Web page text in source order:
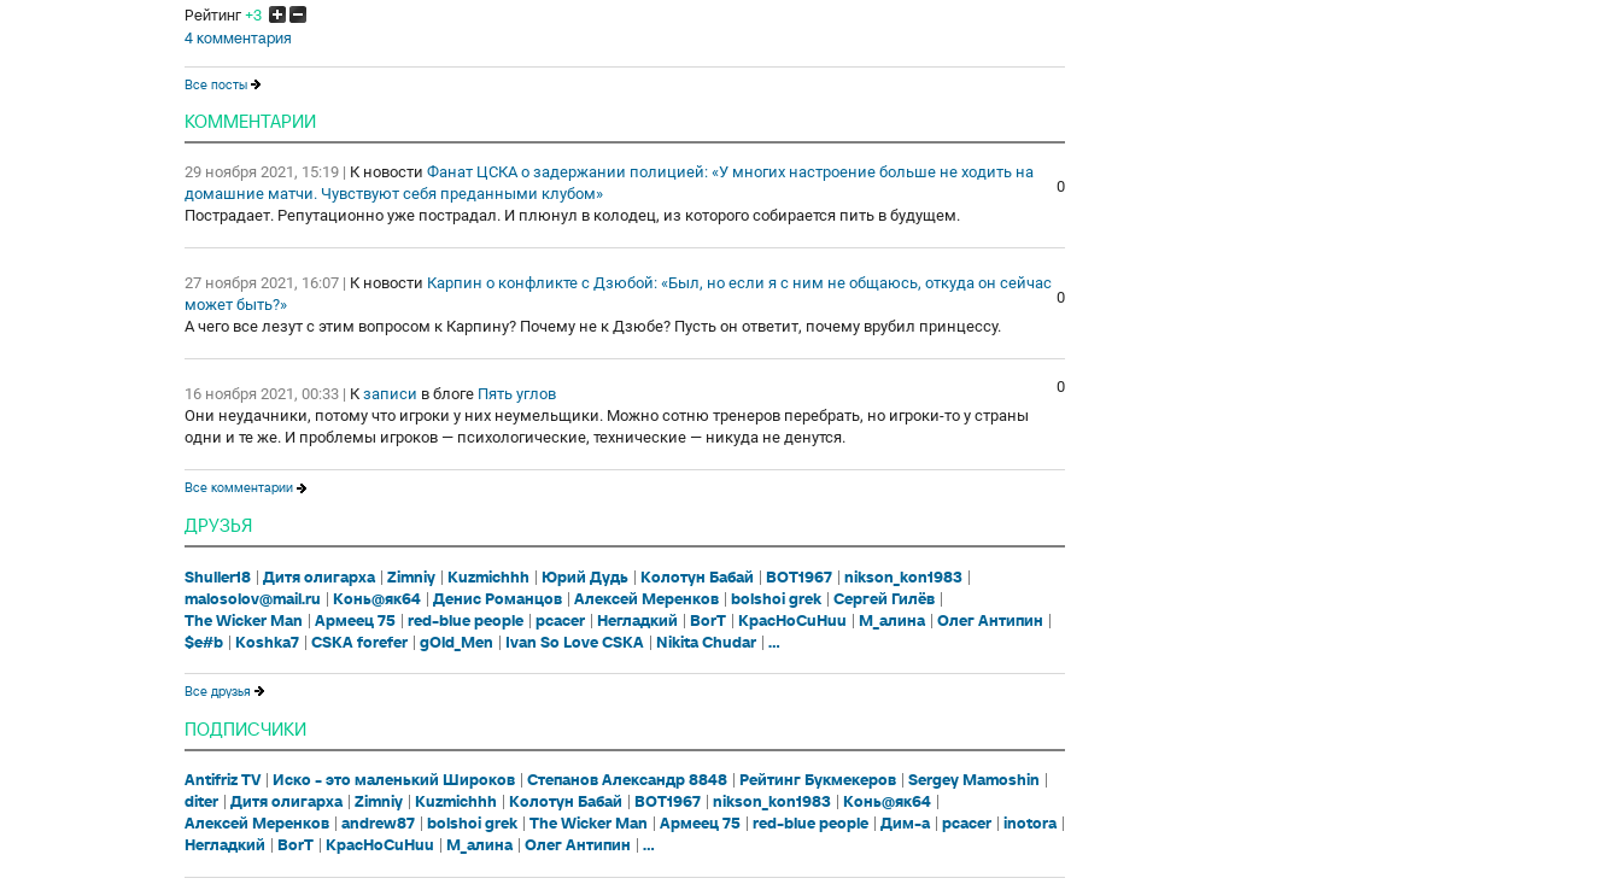
Рейтинг+3
4 комментария
Все посты
КОММЕНТАРИИ
29 ноября 2021, 15:19 | К новости Фанат ЦСКА о задержании полицией: «У многих настроение больше не ходить на
домашние матчи. Чувствуют себя преданными клубом»
0
Пострадает. Репутационно уже пострадал. И плюнул в колодец, из которого собирается пить в будущем.
27 ноября 2021, 16:07 | К новости Карпин о конфликте с Дзюбой: «Был, но если я с ним не общаюсь, откуда он сейчас
может быть?»
0
А чего все лезут с этим вопросом к Карпину? Почему не к Дзюбе? Пусть он ответит, почему врубил принцессу.
16 ноября 2021, 00:33 | К записи в блоге Пять углов
0
Они неудачники, потому что игроки у них неумельщики. Можно сотню тренеров перебрать, но игроки-то у страны
одни и те же. И проблемы игроков — психологические, технические — никуда не денутся.
Все комментарии
ДРУЗЬЯ
Shuller18 Дитя олигарха Zimniy Kuzmichhh Юрий Дудь Колотун Бабай ВОТ1967 nikson_kon1983
malosolov@mail.ru
Конь@як64 Денис Романцов Алексей Меренков bolshoi grek Сергей Гилёв
The Wicker Man
Армеец 75 red-blue people pcacer Негладкий BorT KpacHoCuHuu М_алинa Олег Антипин
$e#b Koshka7 CSKA forefer gOld_Men Ivan So Love CSKA Nikita Chudar ...
Все друзья
ПОДПИСЧИКИ
Antifriz TV Иско - это маленький Широков Степанов Александр 8848 Рейтинг Букмекеров Sergey Mamoshin
diter Дитя олигарха Zimniy Kuzmichhh Колотун Бабай ВОТ1967 nikson_kon1983 Конь@як64
Алексей Меренков andrew87 bolshoi grek The Wicker Man Армеец 75 red-blue people Дим-а pcacer inotora
Негладкий
BorT KpacHoCuHuu М_алинa Олег Антипин ...